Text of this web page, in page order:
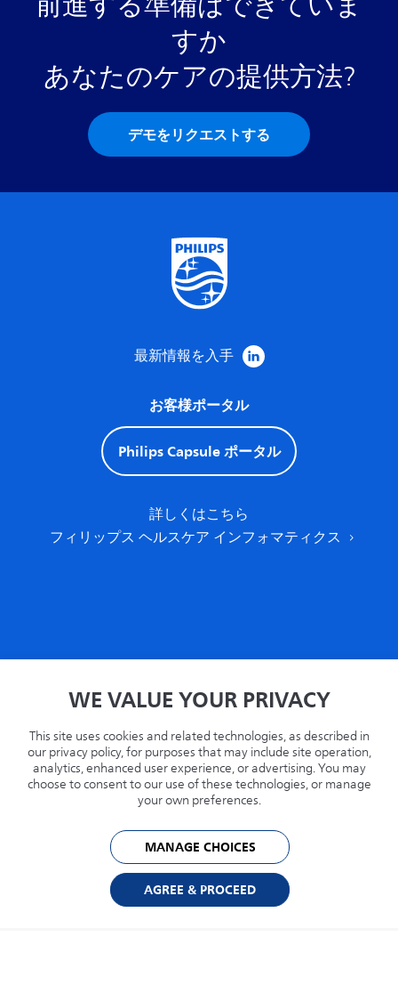
すか
あなたのケアの提供方法?
デモをリクエストする
最新情報を入手
お客様ポータル
Philips Capsule ポータル
詳しくはこちら
フィリップス ヘルスケア インフォマティクス
プライバシー
リサイクル
Philips.com
オーストリア
© 2026 Capsule Technologies, Inc. All rights reserved. CapsuleはCapsule
Technologie SASの商標です。.
WE VALUE YOUR PRIVACY
This site uses cookies and related technologies, as described in
our privacy policy, for purposes that may include site operation,
analytics, enhanced user experience, or advertising. You may
choose to consent to our use of these technologies, or manage
your own preferences.
MANAGE CHOICES
AGREE & PROCEED